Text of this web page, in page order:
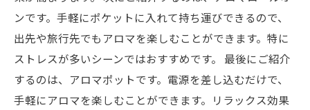
ンです。手軽にポケットに入れて持ち運びできるので、
出先や旅行先でもアロマを楽しむことができます。特に
ストレスが多いシーンではおすすめです。 最後にご紹介
するのは、アロマポットです。電源を差し込むだけで、
手軽にアロマを楽しむことができます。リラックス効果